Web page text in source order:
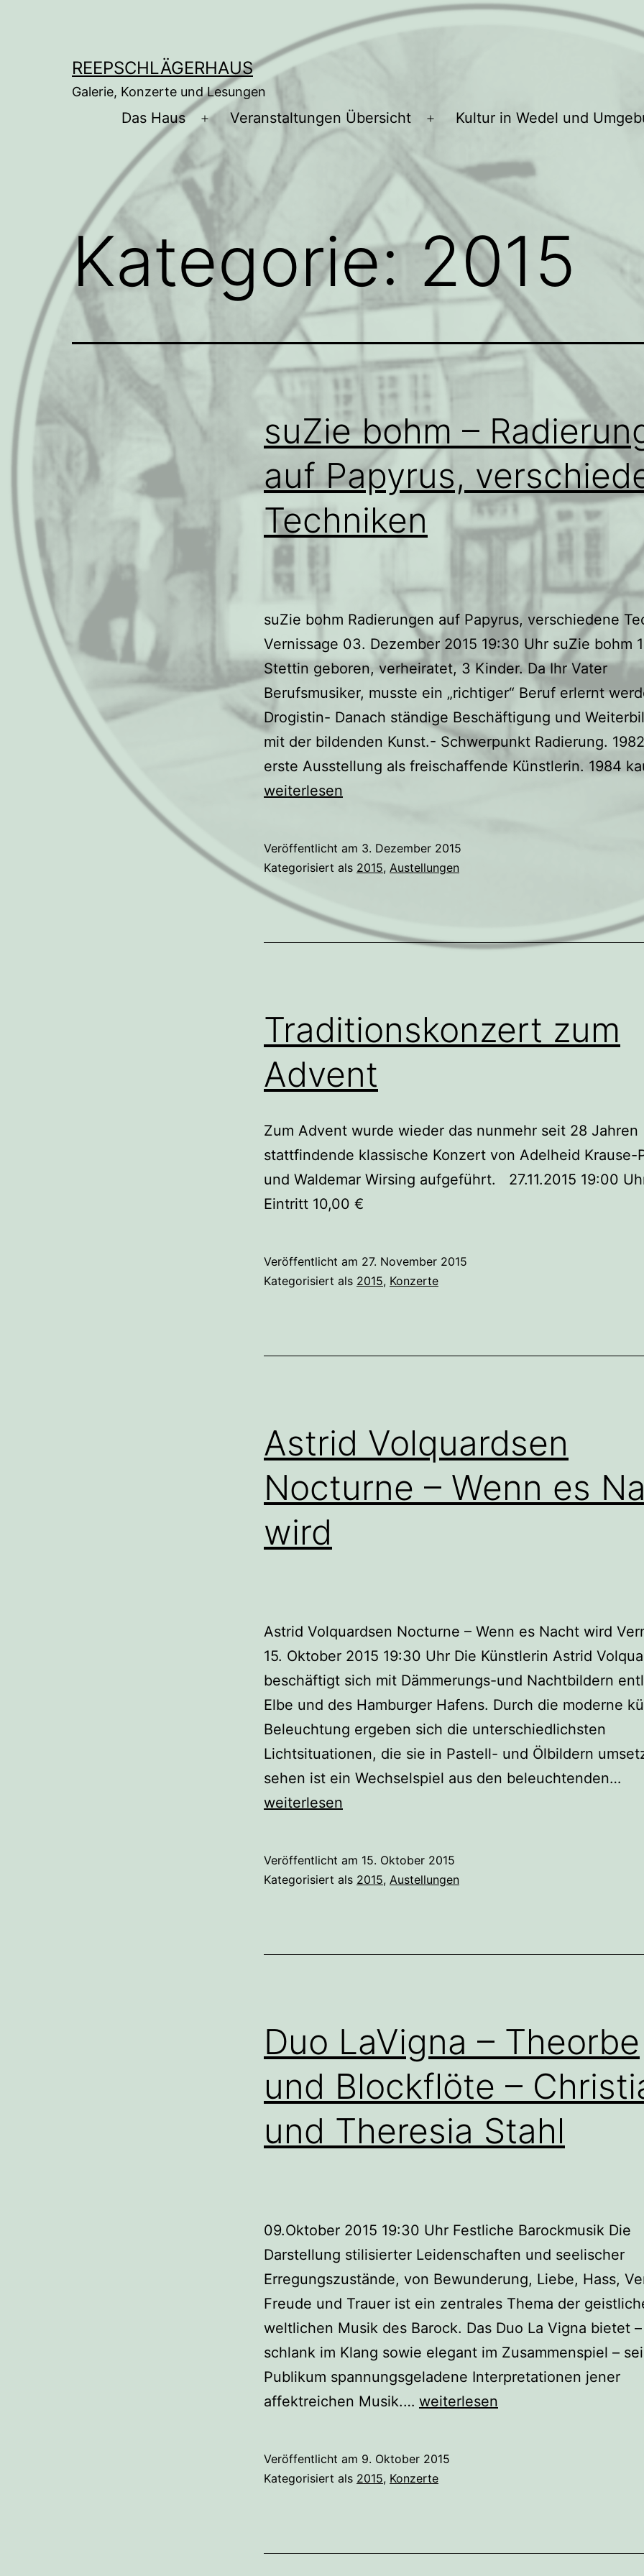
REEPSCHLÄGERHAUS
Galerie, Konzerte und Lesungen
Das Haus
Menü
öffnen
Veranstaltungen Übersicht
Menü
Kultur in Wedel und
Kategorie:2015
suZie bohm –
auf Papyrus,
Techniken
suZie bohm Radierungen auf Papyrus, verschiedene
Vernissage 03. Dezember 2015 19:30 Uhr suZie bohm
Stettin geboren, verheiratet, 3 Kinder. Da Ihr Vater
Berufsmusiker, musste ein „richtiger“ Beruf erlernt
Drogistin- Danach ständige Beschäftigung und
mit der bildenden Kunst.- Schwerpunkt Radierung.
erste Ausstellung als freischaffende Künstlerin. 1984
weiterlesen
Veröffentlicht am 3. Dezember 2015
Kategorisiert als 2015, Austellungen
Traditionskonzert zum
Advent
Zum Advent wurde wieder das nunmehr seit 28 Jahren
stattfindende klassische Konzert von Adelheid Krause-
und Waldemar Wirsing aufgeführt. 27.11.2015 19:00
Eintritt 10,00 €
Veröffentlicht am 27. November 2015
Kategorisiert als 2015, Konzerte
Astrid Volquardsen
Nocturne – Wenn es
wird
Astrid Volquardsen Nocturne – Wenn es Nacht wird
15. Oktober 2015 19:30 Uhr Die Künstlerin Astrid
beschäftigt sich mit Dämmerungs-und Nachtbildern
Elbe und des Hamburger Hafens. Durch die moderne
Beleuchtung ergeben sich die unterschiedlichsten
Lichtsituationen, die sie in Pastell- und Ölbildern
sehen ist ein Wechselspiel aus den beleuchtenden…
weiterlesen
Veröffentlicht am 15. Oktober 2015
Kategorisiert als 2015, Austellungen
Duo LaVigna – Theorbe
und Blockflöte –
und Theresia Stahl
09.Oktober 2015 19:30 Uhr Festliche Barockmusik Die
Darstellung stilisierter Leidenschaften und seelischer
Erregungszustände, von Bewunderung, Liebe, Hass,
Freude und Trauer ist ein zentrales Thema der
weltlichen Musik des Barock. Das Duo La Vigna bietet
schlank im Klang sowie elegant im Zusammenspiel –
Publikum spannungsgeladene Interpretationen jener
affektreichen Musik.… Duo
Theorbe
weiterlesen
Veröffentlicht am 9. Oktober 2015
Kategorisiert als 2015, Konzerte